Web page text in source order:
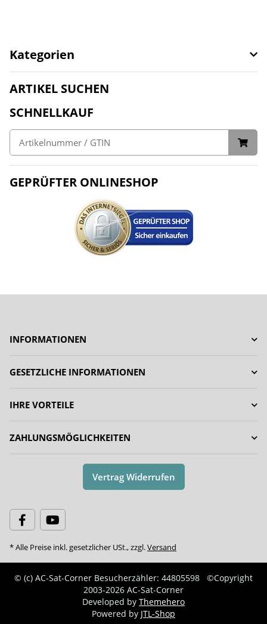
Kategorien
ARTIKEL SUCHEN
SCHNELLKAUF
GEPRÜFTER ONLINESHOP
INFORMATIONEN
GESETZLICHE INFORMATIONEN
IHRE VORTEILE
ZAHLUNGSMÖGLICHKEITEN
Vertrag Widerrufen
* Alle Preise inkl. gesetzlicher USt., zzgl.Versand
© (c) AC-Sat-Corner Besucherzähler: 44805598
©Copyright
2003-2026 AC-Sat-Corner
Developed by Themehero
Powered by JTL-Shop